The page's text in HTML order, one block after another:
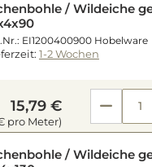
/ Wildeiche
EI1200400900 Hobelware
1-2 Wochen
15,79 €
pro Meter)
/ Wildeiche